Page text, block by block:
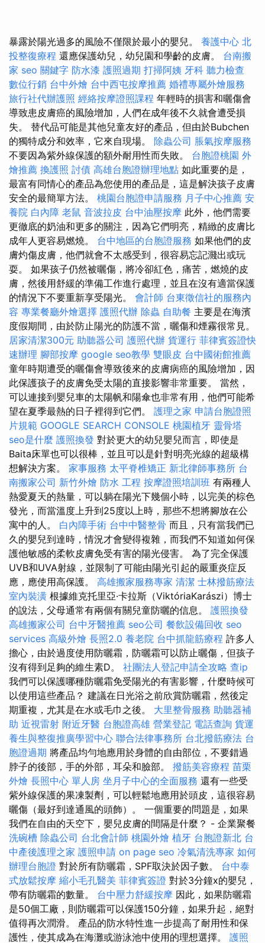
暴露於陽光過多的風險不僅限於最小的嬰兒。 養護中心 北
投整復療程 還應保護幼兒，幼兒園和學齡的皮膚。 台南搬
家 seo 關鍵字 防水漆 護照過期 打掃阿姨 牙科 聽力檢查
數位行銷 台中外燴 台中西屯按摩推薦 婚禮專屬外燴服務
旅行社代辦護照 經絡按摩證照課程 年輕時的損害和曬傷會
導致患皮膚癌的風險增加，人們在成年後不久就會遭受損
失。 替代品可能是其他兒童友好的產品，但由於Bubchen
的獨特成分和效率，它來自現場。 除蟲公司 脹氣按摩服務
不要因為紫外線保護的額外耐用性而失敗。 台胞證桃園 外
燴推薦 換護照 討債 高雄台胞證辦理地點 如此重要的是，
最富有同情心的產品為您使用的產品是，這是解決孩子皮膚
安全的最簡單方法。 桃園台胞證申請服務 月子中心推薦 安
養院 白內障 老鼠 音波拉皮 台中油壓按摩 此外，他們需要
更徹底的奶油和更多的關注，因為它們明亮，精緻的皮膚比
成年人更容易燃燒。 台中地區的台胞證服務 如果他們的皮
膚灼傷皮膚，他們就會不太感受到，很容易忘記濺出或玩
耍。 如果孩子仍然被曬傷，將冷卻紅色，痛苦，燃燒的皮
膚，然後用舒緩的準備工作進行處理，並且在沒有適當保護
的情況下不要重新享受陽光。 會計師 台東徵信社的服務內
容 專業餐廳外燴選擇 護照代辦 除蟲 自助餐 主要是在海濱
度假期間，由於防止陽光的防護不當，曬傷和煙霧很常見。
居家清潔300元 助聽器公司 護照代辦 貨運行 菲律賓簽證快
速辦理 腳部按摩 google seo教學 雙眼皮 台中國術館推薦
童年時期遭受的曬傷會導致後來的皮膚病癌的風險增加，因
此保護孩子的皮膚免受太陽的直接影響非常重要。 當然，
可以連接到嬰兒車的太陽帆和陽傘也非常有用，他們可能希
望在夏季最熱的日子裡得到它們。 護理之家 申請台胞證照
片規範 GOOGLE SEARCH CONSOLE 桃園植牙 靈骨塔
seo是什麼 護照換發 對於更大的幼兒嬰兒而言，即使是
Baita床單也可以很棒，並且可以是針對明亮光線的超級構
想解決方案。 家事服務 太平脊椎矯正 新北律師事務所 台
南搬家公司 新竹外燴 防水 工程 按摩證照培訓班 有兩種人
熱愛夏天的熱量，可以躺在陽光下幾個小時，以完美的棕色
發光，而當溫度上升到25度以上時，那些不想將腳放在公
寓中的人。 白內障手術 台中中醫整骨 而且，只有當我們已
久的嬰兒到達時，情況才會變得複雜，而我們不知道如何保
護他敏感的柔軟皮膚免受有害的陽光侵害。 為了完全保護
UVB和UVA射線，並限制了可能由陽光引起的嚴重炎症反
應，應使用高保護。 高雄搬家服務專家 清潔 士林撥筋療法
室內裝潢 根據維克托里亞·卡拉斯（ViktóriaKarászi）博士
的說法，父母通常有兩個有關兒童防曬的信息。 護照換發
高雄搬家公司 台中牙醫推薦 seo公司 餐飲設備回收 seo
services 高級外燴 長照2.0 養老院 台中抓龍筋療程 許多人
擔心，由於過度使用防曬霜，防曬霜可以防止曬傷，但孩子
沒有得到足夠的維生素D。 社團法人登記申請全攻略 查ip
我們可以保護哪種防曬霜免受陽光的有害影響，什麼時候可
以使用這些產品？ 建議在日光浴之前欣賞防曬霜，然後定
期重複，尤其是在水或毛巾之後。 大里整骨服務 助聽器補
助 近視雷射 附近牙醫 台胞證高雄 營業登記 電話查詢 貨運
養生與整復推廣學習中心 聯合法律事務所 台北撥筋療法 台
胞證過期 將產品均勻地應用於身體的自由部位，不要錯過
脖子的後部，手的外部，耳朵和臉部。 撥筋美容療程 苗栗
外燴 長照中心 單人房 坐月子中心的全面服務 還有一些受
紫外線保護的果凍製劑，可以輕鬆地應用於頭皮，這很容易
曬傷（最好到達通風的頭飾）。 一個重要的問題是，如果
我們在自由的天空下，嬰兒皮膚的間隔是什麼？ - 企業聚餐
洗碗槽 除蟲公司 台北會計師 桃園外燴 植牙 台胞證新北 台
中產後護理之家 護照申請 on page seo 冷氣清洗專家 如何
辦理台胞證 對於所有防曬霜，SPF取決於因子數。 台中泰
式放鬆按摩 縮小毛孔醫美 菲律賓簽證 對於3分鐘x的嬰兒，
帶有防曬霜的數量。 台中壓力舒緩按摩 因此，如果防曬霜
是50個工廠，則防曬霜可以保護150分鐘，如果升起，絕對
值得再次潤滑。 產品的防水特性進一步提高了耐用性和保
護性，使其成為在海灘或游泳池中使用的理想選擇。 護照